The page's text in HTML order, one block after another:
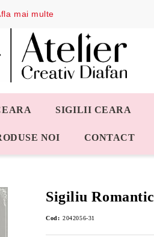
SIGILII CEARA
NOI CONTACT
Sigiliu Romantic
Cod: 2042056-31
mai multe